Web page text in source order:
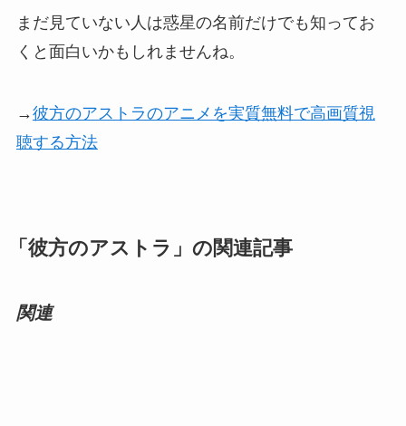
まだ見ていない人は惑星の名前だけでも知ってお
くと面白いかもしれませんね。
→彼方のアストラのアニメを実質無料で高画質視
聴する方法
「彼方のアストラ」の関連記事
関連